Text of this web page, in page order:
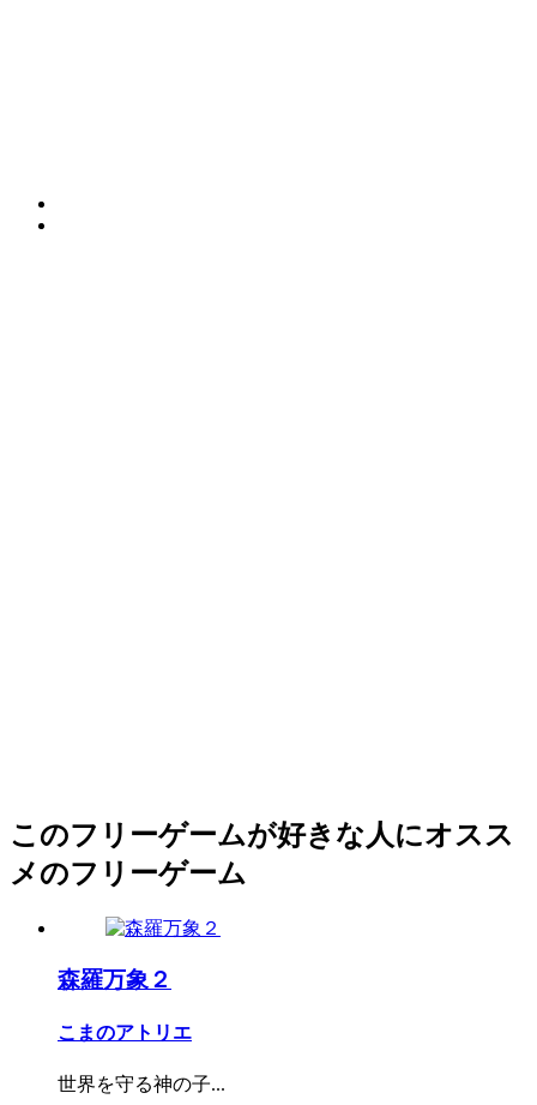
このフリーゲームが好きな人にオスス
メのフリーゲーム
森羅万象２
こまのアトリエ
世界を守る神の子...